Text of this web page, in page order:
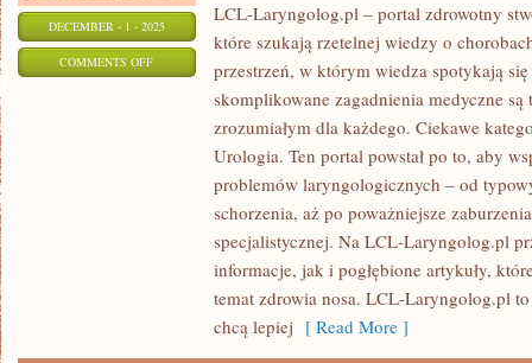
DECEMBER - 1 - 2025
COMMENTS OFFON
MIKROBIOLOGIA
GENETYKA
MEDYCZNA
ANESTEZJOLOGIA
INTENSYWNA
LCL-Laryngolog.pl – portal zdrowotny
które szukają rzetelnej wiedzy o
przestrzeń, w którym wiedza spotykają
skomplikowane zagadnienia medyczne
zrozumiałym dla każdego. Ciekawe
Urologia. Ten portal powstał po to, aby
problemów laryngologicznych – od
schorzenia, aż po poważniejsze
specjalistycznej. Na LCL-Laryngolog.pl
informacje, jak i pogłębione artykuły,
temat zdrowia nosa. LCL-Laryngolog.pl
chcą lepiej [ Read More ]